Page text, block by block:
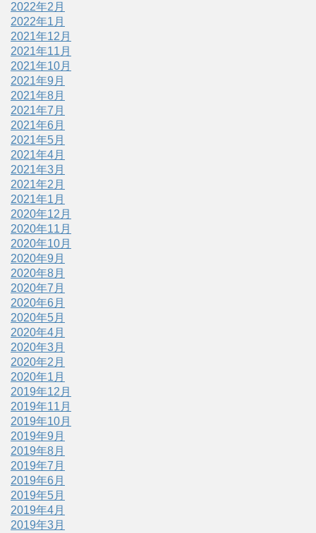
2022年2月
2022年1月
2021年12月
2021年11月
2021年10月
2021年9月
2021年8月
2021年7月
2021年6月
2021年5月
2021年4月
2021年3月
2021年2月
2021年1月
2020年12月
2020年11月
2020年10月
2020年9月
2020年8月
2020年7月
2020年6月
2020年5月
2020年4月
2020年3月
2020年2月
2020年1月
2019年12月
2019年11月
2019年10月
2019年9月
2019年8月
2019年7月
2019年6月
2019年5月
2019年4月
2019年3月